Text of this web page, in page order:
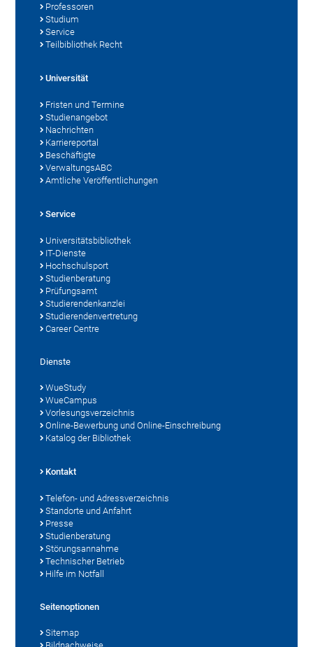
Professoren
Studium
Service
Teilbibliothek Recht
Universität
Fristen und Termine
Studienangebot
Nachrichten
Karriereportal
Beschäftigte
VerwaltungsABC
Amtliche Veröffentlichungen
Service
Universitätsbibliothek
IT-Dienste
Hochschulsport
Studienberatung
Prüfungsamt
Studierendenkanzlei
Studierendenvertretung
Career Centre
Dienste
WueStudy
WueCampus
Vorlesungsverzeichnis
Online-Bewerbung und Online-Einschreibung
Katalog der Bibliothek
Kontakt
Telefon- und Adressverzeichnis
Standorte und Anfahrt
Presse
Studienberatung
Störungsannahme
Technischer Betrieb
Hilfe im Notfall
Seitenoptionen
Sitemap